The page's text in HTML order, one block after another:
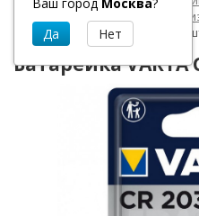
Аксессуары для GSM
Батарейка VARTA CR2032, 2
Батарейка VARTA